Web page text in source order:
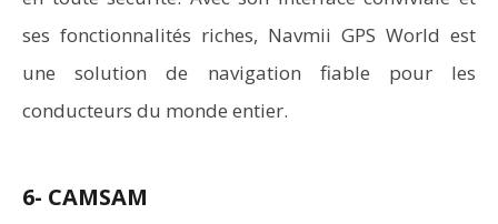
ses fonctionnalités riches, Navmii GPS World est
une solution de navigation fiable pour les
conducteurs du monde entier.
6- CAMSAM